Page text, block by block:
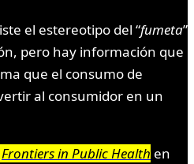
el estereotipo del “fumeta”
pero hay información que
que el consumo de
al consumidor en un
Frontiers in Public Health en